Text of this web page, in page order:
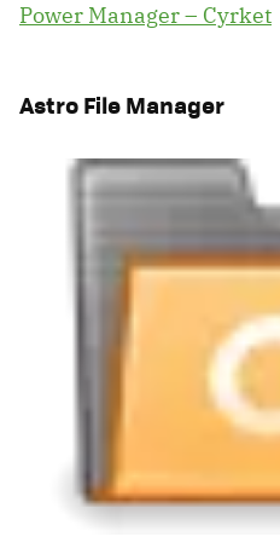
Power Manager – Cyrket
Astro File Manager